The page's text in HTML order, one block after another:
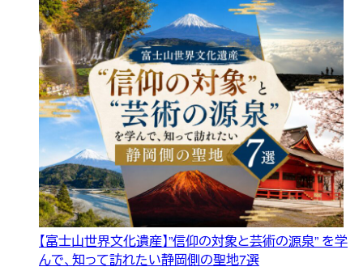
【富士山世界文化遺産】”信仰の対象と芸術の源泉” を学
んで、知って訪れたい静岡側の聖地7選